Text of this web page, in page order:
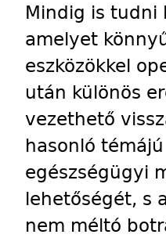
Mindig is tudni
amelyet
eszközökkel
után különös
vezethető
hasonló
egészségügyi
lehetőségét, s
nem méltó